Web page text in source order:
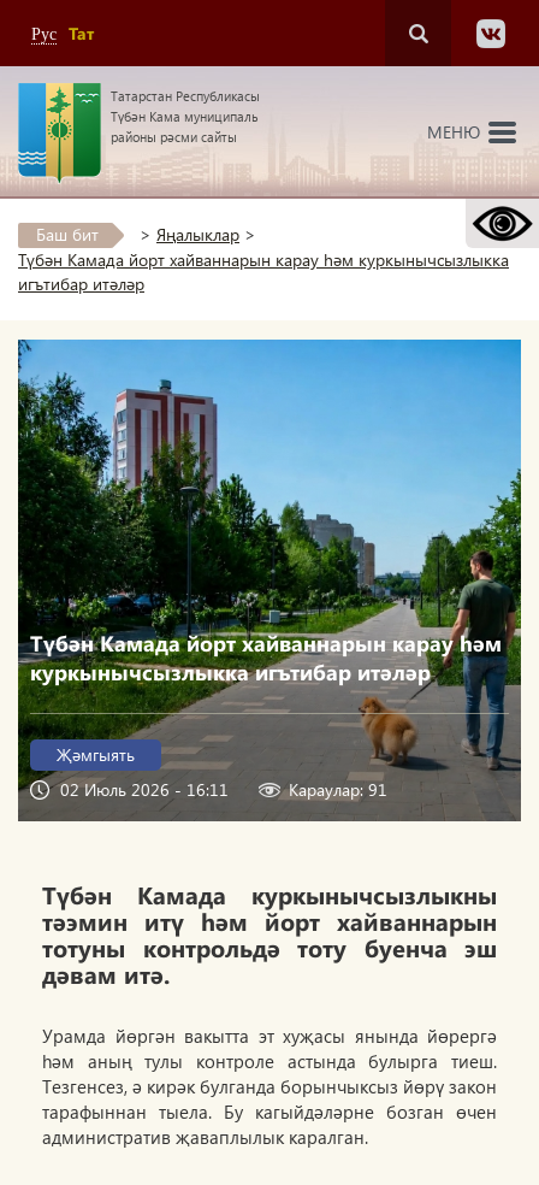
Рус Тат
Татарстан Республикасы
Түбән Кама муниципаль
районы рәсми сайты
МЕНЮ
Баш бит > Яңалыклар >
Түбән Камада йорт хайваннарын карау һәм куркынычсызлыкка
игътибар итәләр
Түбән Камада йорт хайваннарын карау һәм
куркынычсызлыкка игътибар итәләр
Җәмгыять
02 Июль 2026 - 16:11
Караулар: 91
Түбән Камада куркынычсызлыкны
тәэмин итү һәм йорт хайваннарын
тотуны контрольдә тоту буенча эш
дәвам итә.
Урамда йөргән вакытта эт хуҗасы янында йөрергә
һәм аның тулы контроле астында булырга тиеш.
Тезгенсез, ә кирәк булганда борынчыксыз йөрү закон
тарафыннан тыела. Бу кагыйдәләрне бозган өчен
административ җаваплылык каралган.